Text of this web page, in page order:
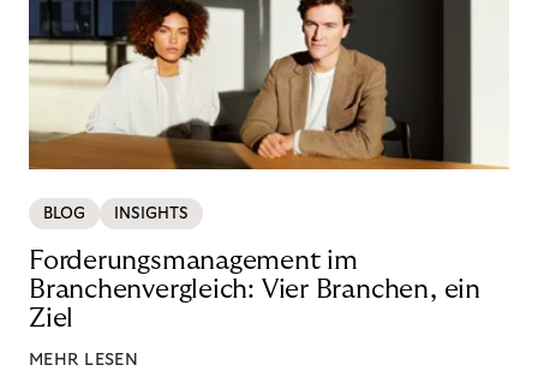
BLOG INSIGHTS
Forderungsmanagement im
Branchenvergleich: Vier Branchen, ein
Ziel
MEHR LESEN